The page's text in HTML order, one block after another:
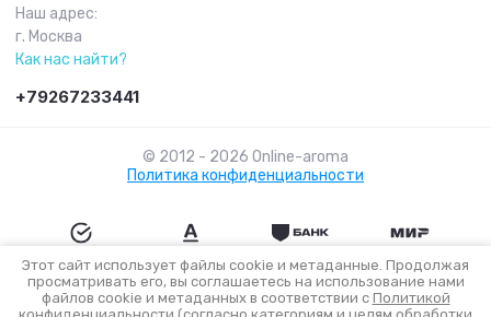
Наш адрес:
г. Москва
Как нас найти?
+79267233441
© 2012 - 2026 Online-aroma
Политика конфиденциальности
online-aroma.ru —создание интернет-магазина, веб-студия
Этот сайт использует файлы cookie и метаданные. Продолжая
просматривать его, вы соглашаетесь на использование нами
файлов cookie и метаданных в соответствии с Политикой